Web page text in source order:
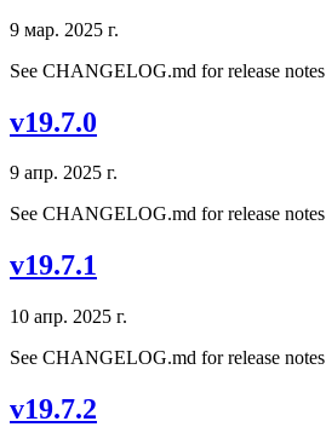
9 мар. 2025 г.
See CHANGELOG.md for release notes
v19.7.0
9 апр. 2025 г.
See CHANGELOG.md for release notes
v19.7.1
10 апр. 2025 г.
See CHANGELOG.md for release notes
v19.7.2